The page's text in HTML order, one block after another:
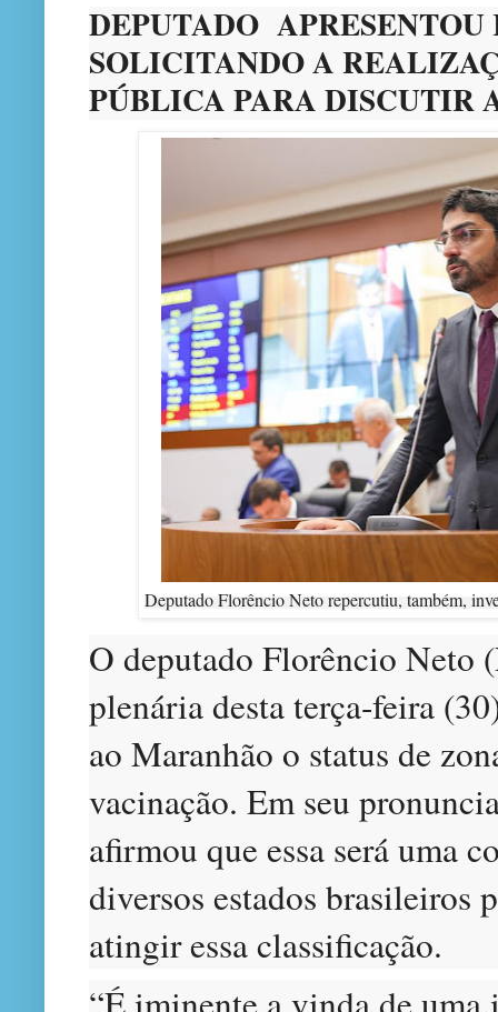
DEPUTADO
SOLICITANDO A
PÚBLICA PARA DISCUTIR
Deputado Florêncio Neto repercutiu, também,
O deputado Florêncio Neto
plenária desta terça-feira
ao Maranhão o status de
vacinação. Em seu
afirmou que essa será uma
diversos estados brasileiros
atingir essa classificação.